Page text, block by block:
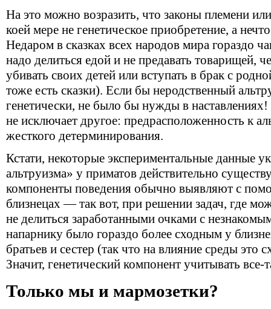
На это можно возразить, что законы племени
коей мере не генетическое приобретение, а
Недаром в сказках всех народов мира гораздо
надо делиться едой и не предавать товарищей,
убивать своих детей или вступать в брак с
тоже есть сказки). Если бы неродственный
генетически, не было бы нужды в
не исключает другое: предрасположенность к
жесткого детерминирования.
Кстати, некоторые экспериментальные данные
альтруизма» у приматов действительно
компоненты поведения обычно выявляют с
близнецах — так вот, при решении задач, где
не делиться заработанными очками с
напарнику было гораздо более сходным у
братьев и сестер (так что на влияние среды это
Значит, генетический компонент учитывать все-
Только мы и мармозетки?